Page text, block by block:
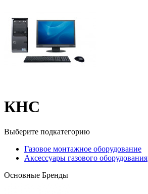
КНС
Выберите подкатегорию
Газовое монтажное оборудование
Аксессуары газового оборудования
Основные Бренды